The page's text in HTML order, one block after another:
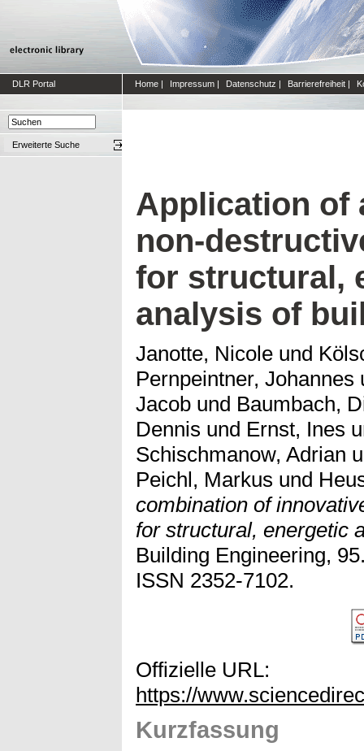
DLR Portal Home | Impressum | Datenschutz | Barrierefreiheit |
Erweiterte Suche
Application of
non-
for structural,
analysis of
Janotte, Nicole und
Pernpeintner, Johannes
Jacob und Baumbach,
Dennis und Ernst, Ines
Schischmanow, Adrian
Peichl, Markus und
combination of
for structural, energetic
Building Engineering,
ISSN 2352-7102.
Offizielle URL:
https://
Kurzfassung